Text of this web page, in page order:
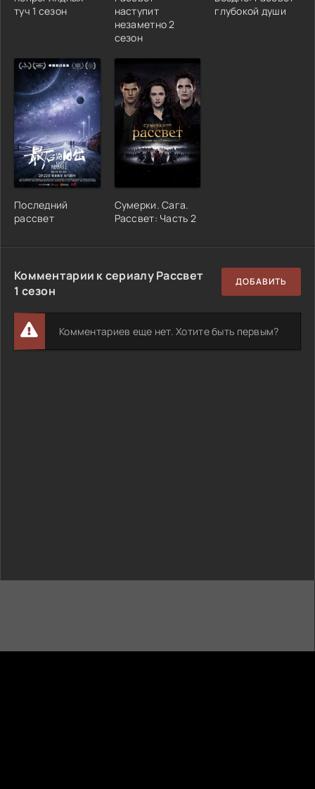
туч 1 сезон
наступит
незаметно 2
сезон
глубокой души
Последний
рассвет
Сумерки. Сага.
Рассвет: Часть 2
Комментарии к сериалу Рассвет
1 сезон
ДОБАВИТЬ
Комментариев еще нет. Хотите быть первым?